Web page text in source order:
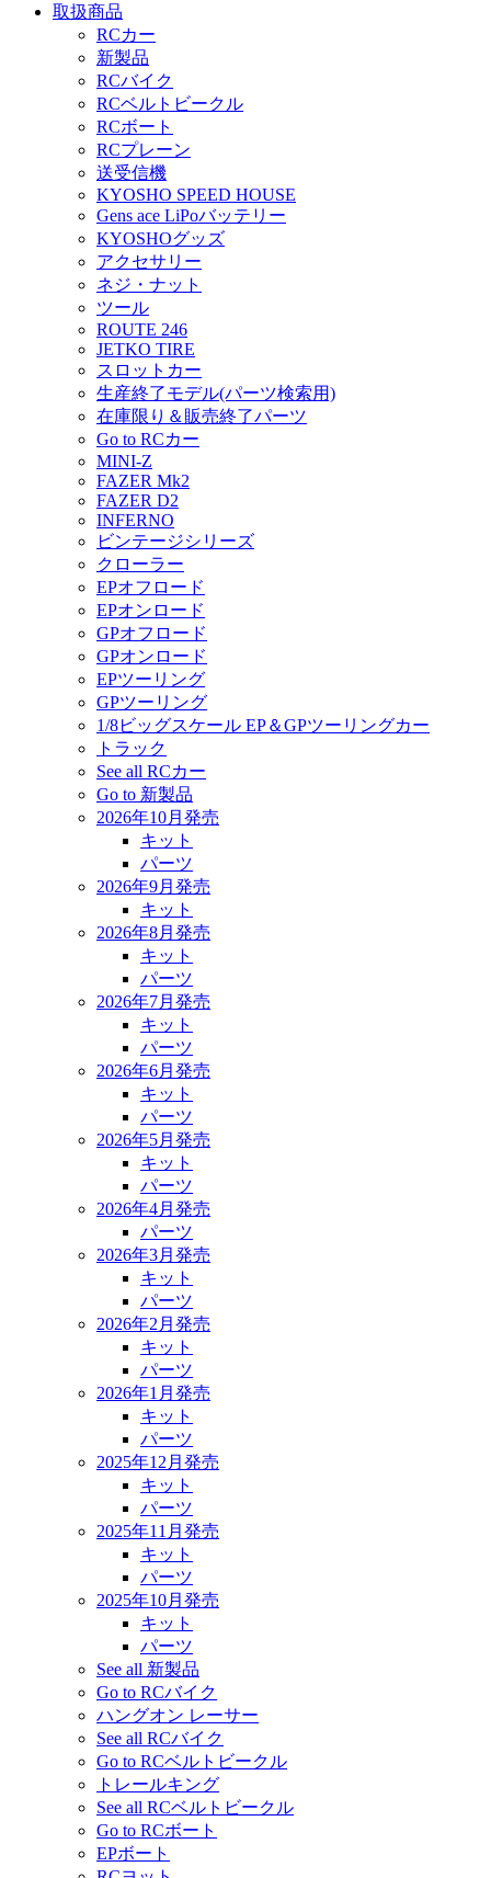
取扱商品
RCカー
新製品
RCバイク
RCベルトビークル
RCボート
RCプレーン
送受信機
KYOSHO SPEED HOUSE
Gens ace LiPoバッテリー
KYOSHOグッズ
アクセサリー
ネジ・ナット
ツール
ROUTE 246
JETKO TIRE
スロットカー
生産終了モデル(パーツ検索用)
在庫限り＆販売終了パーツ
Go to RCカー
MINI-Z
FAZER Mk2
FAZER D2
INFERNO
ビンテージシリーズ
クローラー
EPオフロード
EPオンロード
GPオフロード
GPオンロード
EPツーリング
GPツーリング
1/8ビッグスケール EP＆GPツーリングカー
トラック
See all RCカー
Go to 新製品
2026年10月発売
キット
パーツ
2026年9月発売
キット
2026年8月発売
キット
パーツ
2026年7月発売
キット
パーツ
2026年6月発売
キット
パーツ
2026年5月発売
キット
パーツ
2026年4月発売
パーツ
2026年3月発売
キット
パーツ
2026年2月発売
キット
パーツ
2026年1月発売
キット
パーツ
2025年12月発売
キット
パーツ
2025年11月発売
キット
パーツ
2025年10月発売
キット
パーツ
See all 新製品
Go to RCバイク
ハングオン レーサー
See all RCバイク
Go to RCベルトビークル
トレールキング
See all RCベルトビークル
Go to RCボート
EPボート